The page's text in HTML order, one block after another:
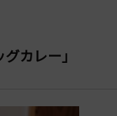
カレー」